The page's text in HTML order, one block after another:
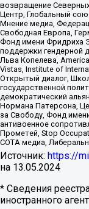
возвращение
Центр, Глобальный
Мнение медиа,
Свободная Европа,
Фонд имени Фридриха
поддержки гендерной
Льва Копелева,
Vistas, Institute of
Открытый диалог,
государственной
демократический
Нормана Патерсона,
за Свободу, Фонд
антивоенное
Прометей, Stop
СОТА медиа,
Источник: https://
на 13.05.2024
* Сведения
иностранного